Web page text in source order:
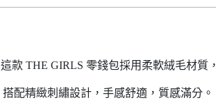
這款 THE GIRLS 零錢包採用柔軟絨毛材質，
搭配精緻刺繡設計，手感舒適，質感滿分。